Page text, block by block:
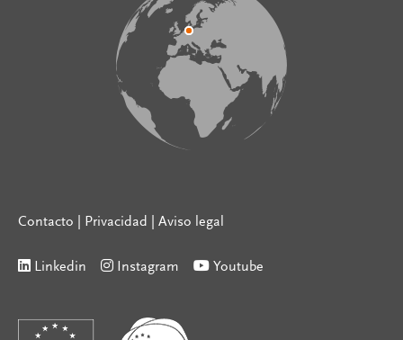
Contacto Privacidad Aviso legal
Linkedin Instagram Youtube